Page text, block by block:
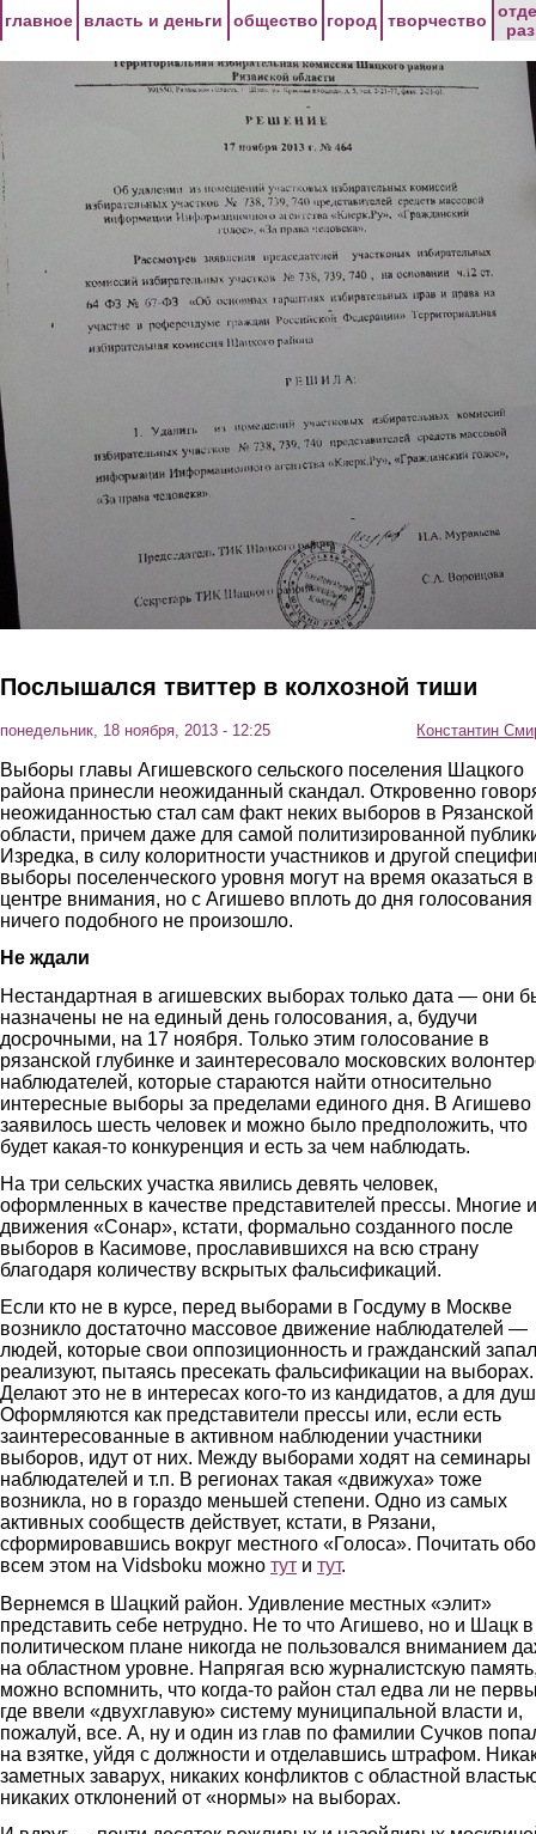
главное власть и деньги общество город творчество
Послышался твиттер в колхозной тиши
понедельник, 18 ноября, 2013 - 12:25 Константин
Выборы главы Агишевского сельского поселения Шацкого
района принесли неожиданный скандал. Откровенно
неожиданностью стал сам факт неких выборов в Рязанской
области, причем даже для самой политизированной
Изредка, в силу колоритности участников и другой
выборы поселенческого уровня могут на время оказаться в
центре внимания, но с Агишево вплоть до дня голосования
ничего подобного не произошло.
Не ждали
Нестандартная в агишевских выборах только дата — они
назначены не на единый день голосования, а, будучи
досрочными, на 17 ноября. Только этим голосование в
рязанской глубинке и заинтересовало московских
наблюдателей, которые стараются найти относительно
интересные выборы за пределами единого дня. В Агишево
заявилось шесть человек и можно было предположить, что
будет какая-то конкуренция и есть за чем наблюдать.
На три сельских участка явились девять человек,
оформленных в качестве представителей прессы. Многие
движения «Сонар», кстати, формально созданного после
выборов в Касимове, прославившихся на всю страну
благодаря количеству вскрытых фальсификаций.
Если кто не в курсе, перед выборами в Госдуму в Москве
возникло достаточно массовое движение наблюдателей —
людей, которые свои оппозиционность и гражданский запал
реализуют, пытаясь пресекать фальсификации на выборах.
Делают это не в интересах кого-то из кандидатов, а для
Оформляются как представители прессы или, если есть
заинтересованные в активном наблюдении участники
выборов, идут от них. Между выборами ходят на семинары
наблюдателей и т.п. В регионах такая «движуха» тоже
возникла, но в гораздо меньшей степени. Одно из самых
активных сообществ действует, кстати, в Рязани,
сформировавшись вокруг местного «Голоса». Почитать обо
всем этом на Vidsboku можно тут и тут.
Вернемся в Шацкий район. Удивление местных «элит»
представить себе нетрудно. Не то что Агишево, но и Шацк в
политическом плане никогда не пользовался вниманием
на областном уровне. Напрягая всю журналистскую
можно вспомнить, что когда-то район стал едва ли не
где ввели «двухглавую» систему муниципальной власти и,
пожалуй, все. А, ну и один из глав по фамилии Сучков
на взятке, уйдя с должности и отделавшись штрафом.
заметных заварух, никаких конфликтов с областной
никаких отклонений от «нормы» на выборах.